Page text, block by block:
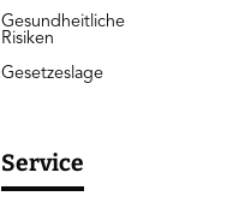
Gesundheitliche
Risiken
Gesetzeslage
Service